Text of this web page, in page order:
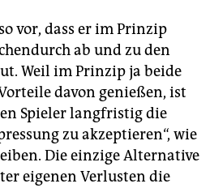
vor, dass er im Prinzip
ab und zu den
Weil im Prinzip ja beide
davon genießen, ist
Spieler langfristig die
zu akzeptieren“, wie
Die einzige Alternative
eigenen Verlusten die